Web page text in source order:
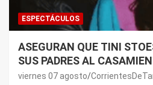
ESPECTÁCULOS
ASEGURAN QUE TINI
SUS PADRES AL
DE PAUL: LOS MOTIVOS
viernes 07 agosto